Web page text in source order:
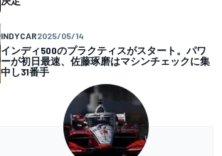
INDYCAR2025/05/14
インディ500のプラクティスがスタート。パワ
ーが初日最速、佐藤琢磨はマシンチェックに集
中し31番手